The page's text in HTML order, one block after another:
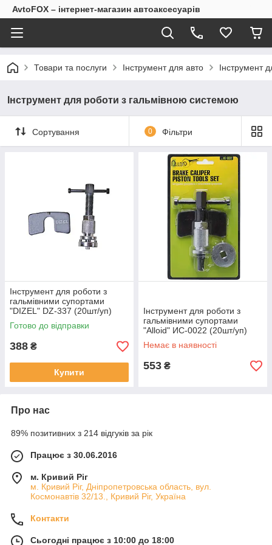
AvtoFOX – інтернет-магазин автоаксесуарів
Товари та послуги Інструмент для авто Інструмент
Інструмент для роботи з гальмівною системою
Сортування 0 Фільтри
Інструмент для роботи з
гальмівними супортами
"DIZEL" DZ-337 (20шт/уп)
Готово до відправки
388 ₴
Купити
Інструмент для роботи з
гальмівними супортами
"Alloid" ИС-0022 (20шт/уп)
Немає в наявності
553 ₴
Про нас
89% позитивних з 214 відгуків за рік
Працює з 30.06.2016
м. Кривий Ріг
м. Кривий Ріг, Дніпропетровська область, вул.
Космонавтів 32/13., Кривий Ріг, Україна
Контакти
Сьогодні працює з 10:00 до 18:00